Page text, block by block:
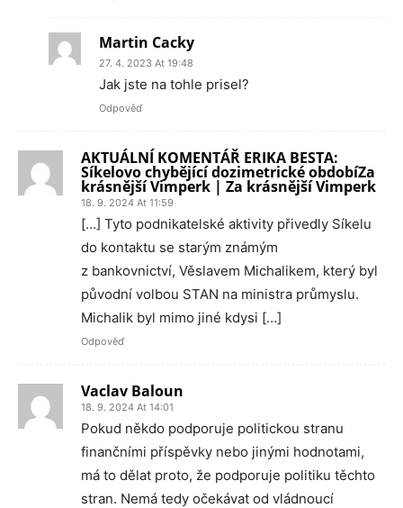
Martin Cacky
27. 4. 2023 At 19:48
Jak jste na tohle prisel?
Odpověď
AKTUÁLNÍ KOMENTÁŘ ERIKA BESTA:
Síkelovo chybějící dozimetrické obdobíZa
krásnější Vimperk | Za krásnější Vimperk
18. 9. 2024 At 11:59
[…] Tyto podnikatelské aktivity přivedly Síkelu
do kontaktu se starým známým
z bankovnictví, Věslavem Michalikem, který byl
původní volbou STAN na ministra průmyslu.
Michalik byl mimo jiné kdysi […]
Odpověď
Vaclav Baloun
18. 9. 2024 At 14:01
Pokud někdo podporuje politickou stranu
finančními příspěvky nebo jinými hodnotami,
má to dělat proto, že podporuje politiku těchto
stran. Nemá tedy očekávat od vládnoucí